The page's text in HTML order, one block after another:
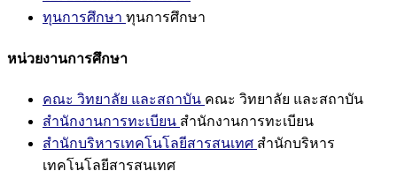
ทุนการศึกษา ทุนการศึกษา
หน่วยงานการศึกษา
คณะ วิทยาลัย และสถาบัน คณะ วิทยาลัย และสถาบัน
สำนักงานการทะเบียน สำนักงานการทะเบียน
สำนักบริหารเทคโนโลยีสารสนเทศ สำนักบริหาร
เทคโนโลยีสารสนเทศ